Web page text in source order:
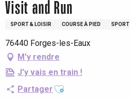
Visit and Run
SPORT & LOISIR COURSE À PIED SPORT
76440 Forges-les-Eaux
M'y rendre
J'y vais en train !
Partager Ajouter aux favoris